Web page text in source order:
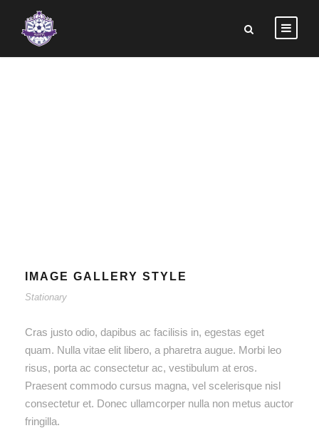
IMAGE GALLERY STYLE
Stationary
Cras justo odio, dapibus ac facilisis in, egestas eget
quam. Nulla vitae elit libero, a pharetra augue. Morbi leo
risus, porta ac consectetur ac, vestibulum at eros.
Praesent commodo cursus magna, vel scelerisque nisl
consectetur et. Donec ullamcorper nulla non metus auctor
fringilla.